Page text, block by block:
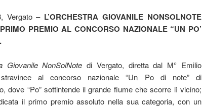
Vergato –L’ORCHESTRA GIOVANILE NONSOLNOTE
PREMIO AL CONCORSO NAZIONALE “UN PO’
Giovanile NonSolNote di Vergato, diretta dal M° Emilio
stravince al concorso nazionale “Un Po di note” di
dove “Po” sottintende il grande fiume che scorre lì vicino;
il primo premio assoluto nella sua categoria, con un